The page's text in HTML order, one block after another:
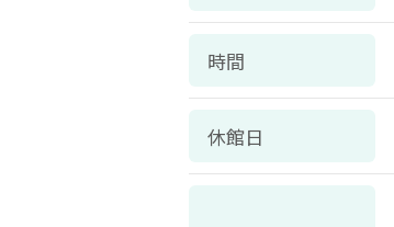
時間
休館日